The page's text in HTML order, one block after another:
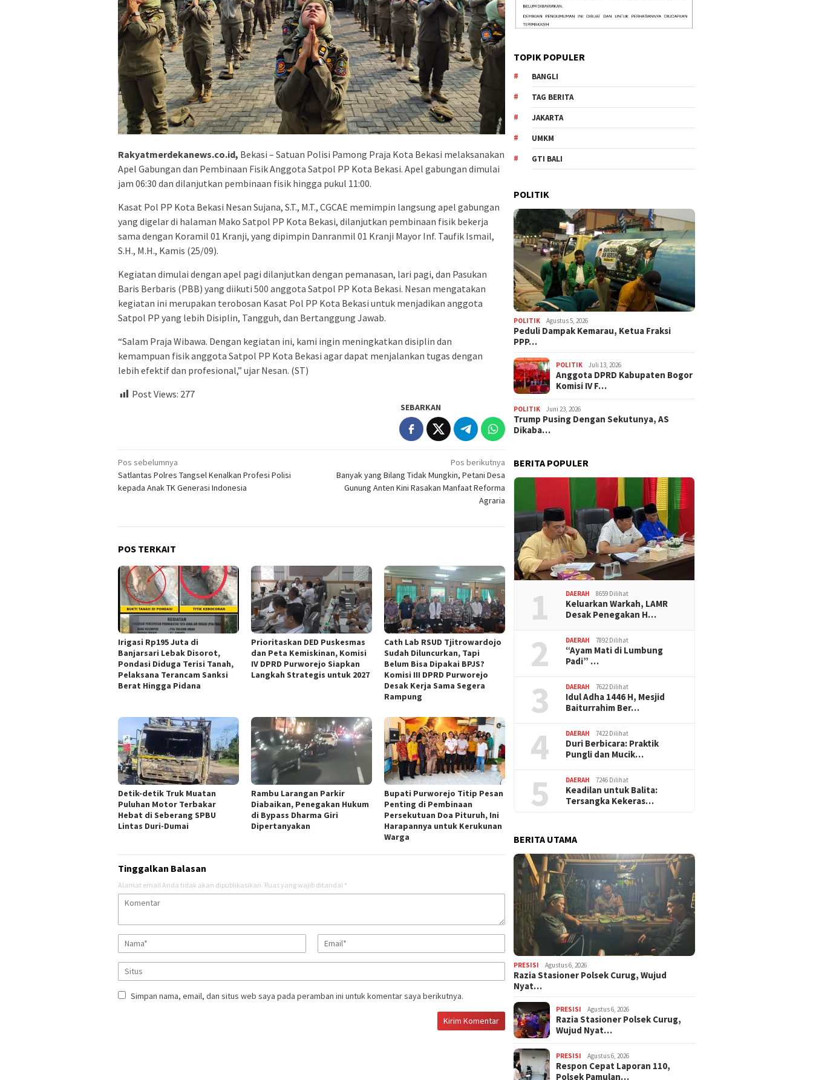
Rakyatmerdekanews.co.id, Bekasi – Satuan Polisi Pamong Praja Kota Bekasi melaksanakan
Apel Gabungan dan Pembinaan Fisik Anggota Satpol PP Kota Bekasi. Apel gabungan dimulai
jam 06:30 dan dilanjutkan pembinaan fisik hingga pukul 11:00.
Kasat Pol PP Kota Bekasi Nesan Sujana, S.T., M.T., CGCAE memimpin langsung apel gabungan
yang digelar di halaman Mako Satpol PP Kota Bekasi, dilanjutkan pembinaan fisik bekerja
sama dengan Koramil 01 Kranji, yang dipimpin Danranmil 01 Kranji Mayor Inf. Taufik Ismail,
S.H., M.H., Kamis (25/09).
Kegiatan dimulai dengan apel pagi dilanjutkan dengan pemanasan, lari pagi, dan Pasukan
Baris Berbaris (PBB) yang diikuti 500 anggota Satpol PP Kota Bekasi. Nesan mengatakan
kegiatan ini merupakan terobosan Kasat Pol PP Kota Bekasi untuk menjadikan anggota
Satpol PP yang lebih Disiplin, Tangguh, dan Bertanggung Jawab.
“Salam Praja Wibawa. Dengan kegiatan ini, kami ingin meningkatkan disiplin dan
kemampuan fisik anggota Satpol PP Kota Bekasi agar dapat menjalankan tugas dengan
lebih efektif dan profesional,” ujar Nesan. (ST)
Post Views: 277
SEBARKAN
Navigasi
pos
Pos sebelumnya
Satlantas Polres Tangsel Kenalkan Profesi Polisi
kepada Anak TK Generasi Indonesia
Pos berikutnya
Banyak yang Bilang Tidak Mungkin, Petani Desa
Gunung Anten Kini Rasakan Manfaat Reforma
Agraria
POS TERKAIT
Irigasi Rp195 Juta di
Banjarsari Lebak Disorot,
Pondasi Diduga Terisi Tanah,
Pelaksana Terancam Sanksi
Berat Hingga Pidana
‎Prioritaskan DED Puskesmas
dan Peta Kemiskinan, Komisi
IV DPRD Purworejo Siapkan
Langkah Strategis untuk 2027 ‎
‎Cath Lab RSUD Tjitrowardojo
Sudah Diluncurkan, Tapi
Belum Bisa Dipakai BPJS?
Komisi III DPRD Purworejo
Desak Kerja Sama Segera
Rampung
Detik-detik Truk Muatan
Puluhan Motor Terbakar
Hebat di Seberang SPBU
Lintas Duri-Dumai
Rambu Larangan Parkir
Diabaikan, Penegakan Hukum
di Bypass Dharma Giri
Dipertanyakan
Bupati Purworejo Titip Pesan
Penting di Pembinaan
Persekutuan Doa Pituruh, Ini
Harapannya untuk Kerukunan
Warga
Tinggalkan Balasan
Alamat email Anda tidak akan dipublikasikan. Ruas yang wajib ditandai *
Simpan nama, email, dan situs web saya pada peramban ini untuk komentar saya berikutnya.
TOPIK POPULER
BANGLI
TAG BERITA
JAKARTA
UMKM
GTI BALI
POLITIK
POLITIK Agustus 5, 2026
‎Peduli Dampak Kemarau, Ketua Fraksi
PPP…
POLITIK Juli 13, 2026
Anggota DPRD Kabupaten Bogor
Komisi IV F…
POLITIK Juni 23, 2026
Trump Pusing Dengan Sekutunya, AS
Dikaba…
BERITA POPULER
1 DAERAH 8659 Dilihat
Keluarkan Warkah, LAMR
Desak Penegakan H…
2 DAERAH 7892 Dilihat
“Ayam Mati di Lumbung
Padi” …
3 DAERAH 7622 Dilihat
Idul Adha 1446 H, Mesjid
Baiturrahim Ber…
4 DAERAH 7422 Dilihat
Duri Berbicara: Praktik
Pungli dan Mucik…
5 DAERAH 7246 Dilihat
Keadilan untuk Balita:
Tersangka Kekeras…
BERITA UTAMA
PRESISI Agustus 6, 2026
Razia Stasioner Polsek Curug, Wujud
Nyat…
PRESISI Agustus 6, 2026
Razia Stasioner Polsek Curug,
Wujud Nyat…
PRESISI Agustus 6, 2026
Respon Cepat Laporan 110,
Polsek Pamulan…